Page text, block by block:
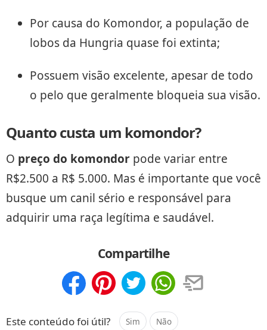
Por causa do Komondor, a população de
lobos da Hungria quase foi extinta;
Possuem visão excelente, apesar de todo
o pelo que geralmente bloqueia sua visão.
Quanto custa um komondor?
O preço do komondor pode variar entre
R$2.500 a R$ 5.000. Mas é importante que você
busque um canil sério e responsável para
adquirir uma raça legítima e saudável.
Compartilhe
Este conteúdo foi útil? Sim Não